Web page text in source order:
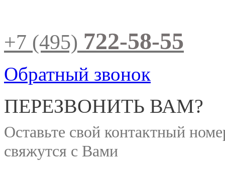
+7 (495) 722-58-55
Обратный звонок
ПЕРЕЗВОНИТЬ ВАМ?
Оставьте свой контактный
свяжутся с Вами